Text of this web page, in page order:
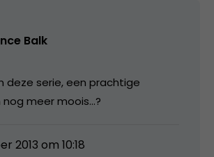
Balk
deze serie, een prachtige
nog meer moois…?
2013 om 10:18